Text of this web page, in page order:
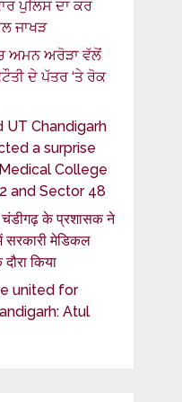
ਪੁਲਿਸ ਦਾ ਕਰ
ਜਾਖੜ
ਅਮਨ ਅਰੋੜਾ ਵੱਲੋਂ
ਦੇ ਪੱਤਰ ‘ਤੇ ਰੋਕ
UT Chandigarh
a surprise
College
and Sector 48
चंडीगढ़ के प्रशासक ने
मेडिकल
किया
united for
Atul